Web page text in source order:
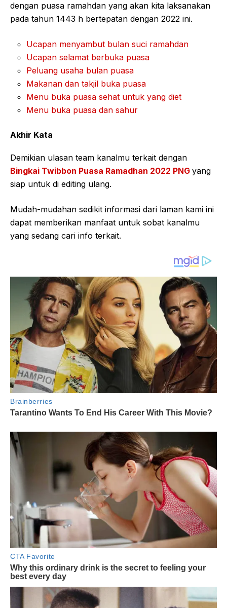
dengan puasa ramahdan yang akan kita laksanakan
pada tahun 1443 h bertepatan dengan 2022 ini.
Ucapan menyambut bulan suci ramahdan
Ucapan selamat berbuka puasa
Peluang usaha bulan puasa
Makanan dan takjil buka puasa
Menu buka puasa sehat untuk yang diet
Menu buka puasa dan sahur
Akhir Kata
Demikian ulasan team kanalmu terkait dengan
Bingkai Twibbon Puasa Ramadhan 2022 PNG yang
siap untuk di editing ulang.
Mudah-mudahan sedikit informasi dari laman kami ini
dapat memberikan manfaat untuk sobat kanalmu
yang sedang cari info terkait.